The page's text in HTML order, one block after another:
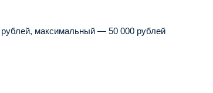
максимальный — 50 000 рублей